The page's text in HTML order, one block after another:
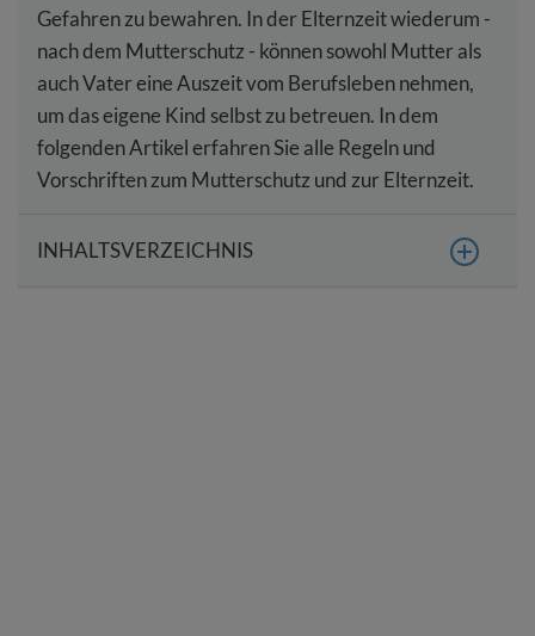
Gefahren zu bewahren. In der Elternzeit wiederum -
nach dem Mutterschutz - können sowohl Mutter als
auch Vater eine Auszeit vom Berufsleben nehmen,
um das eigene Kind selbst zu betreuen. In dem
folgenden Artikel erfahren Sie alle Regeln und
Vorschriften zum Mutterschutz und zur Elternzeit.
INHALTSVERZEICHNIS